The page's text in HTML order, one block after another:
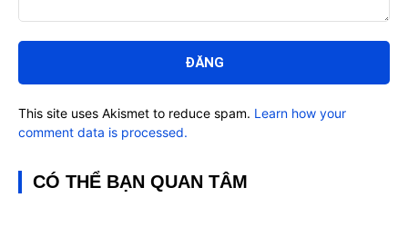
luận:
This site uses Akismet to reduce spam. Learn how your
comment data is processed.
CÓ THỂ BẠN QUAN TÂM